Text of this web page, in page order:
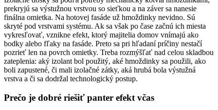
prekryjú sa výstužnou vrstvou so sieťkou a na záver sa nanesie
finálna omietka. Na hotovej fasáde už hmoždinky nevidno. Sú
skryté pod vrstvami systému. Ak sa však po čase začnú ich miesta
vykresľovať, vznikne efekt, ktorý majitelia domov vnímajú ako
bodky alebo fľaky na fasáde. Preto sa pri hľadaní príčiny nestačí
pozrieť len na povrch omietky. Treba rozmýšľať nad celou skladbou
zateplenia: aký izolant bol použitý, aké hmoždinky sa použili, ako
boli zapustené, či mali izolačné zátky, aká hrubá bola výstužná
vrstva a či sa dodržal technologický postup.
Prečo je dobré riešiť panter efekt včas